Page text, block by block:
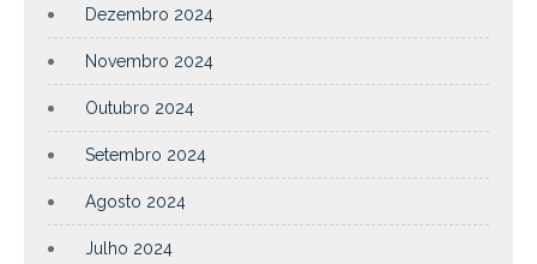
Dezembro 2024
Novembro 2024
Outubro 2024
Setembro 2024
Agosto 2024
Julho 2024